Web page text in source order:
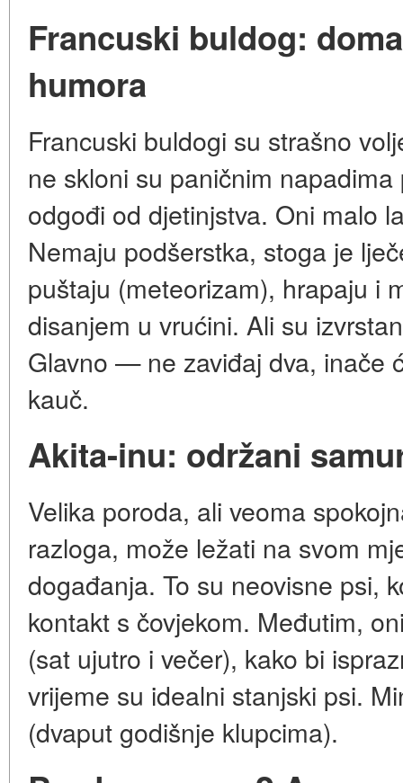
Francuski buldog:
humora
Francuski buldogi su strašno
ne skloni su paničnim
odgođi od djetinjstva. Oni malo
Nemaju podšerstka, stoga je
puštaju (meteorizam), hrapaju i
disanjem u vrućini. Ali su
Glavno — ne zaviđaj dva, inače
kauč.
Akita-inu: održani
Velika poroda, ali veoma
razloga, može ležati na svom
događanja. To su neovisne psi,
kontakt s čovjekom. Međutim,
(sat ujutro i večer), kako bi
vrijeme su idealni stanjski psi.
(dvaput godišnje klupcima).